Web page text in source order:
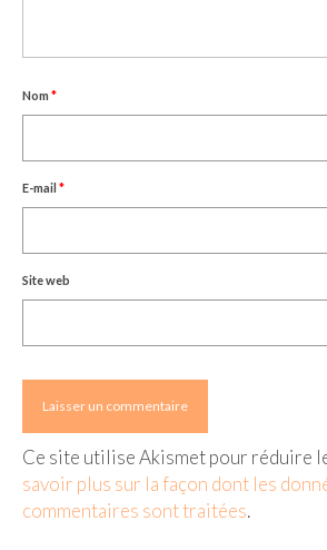
Nom *
E-mail *
Site web
Ce site utilise Akismet pour réduire
savoir plus sur la façon dont les
commentaires sont traitées.